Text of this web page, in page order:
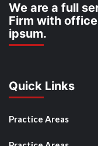
We are a full
Firm with
ipsum.
Quick Links
Practice Areas